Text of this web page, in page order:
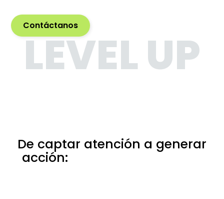
Contáctanos
LEVEL UP
De captar atención a generar
acción: eso es marketing en